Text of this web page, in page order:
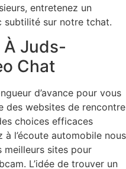
entretenez un
subtilité sur notre tchat.
Juds-
Chat
d’avance pour vous
des websites de rencontre
choices efficaces
à l’écoute automobile nous
meilleurs sites pour
L’idée de trouver un